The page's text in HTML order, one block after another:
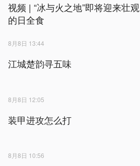
视频 | “冰与火之地”即将迎来壮观
的日全食
8月8日 13:44
江城楚韵寻五味
8月8日 12:05
装甲进攻怎么打
8月8日 10:56